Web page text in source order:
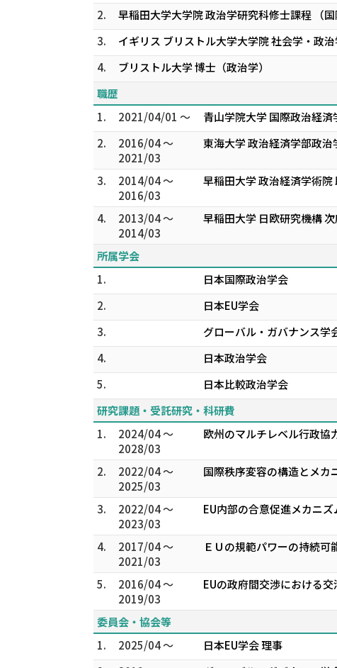
2.
早稲田大学大学院 政治学研究科修士課程 （
3.
イギリス ブリストル大学大学院 社会学・政
4.
ブリストル大学 博士（政治学）
職歴
1.
2021/04/01 ～
青山学院大学 国際政治経
2.
2016/04 ～
2021/03
東海大学 政治経済学部政治
3.
2014/04 ～
2016/03
早稲田大学 政治経済学術院
4.
2013/04 ～
2014/03
早稲田大学 日欧研究機構
所属学会
1.
日本国際政治学会
2.
日本EU学会
3.
グローバル・ガバナンス学
4.
日本政治学会
5.
日本比較政治学会
研究課題・受託研究・科研費
1.
2024/04 ～
2028/03
欧州のマルチレベル行政協
2.
2022/04 ～
2025/03
国際秩序変容の構造とメカ
3.
2022/04 ～
2023/03
EU内部の合意促進メカニ
4.
2017/04 ～
2021/03
ＥＵの規範パワーの持続
5.
2016/04 ～
2019/03
EUの政府間交渉における
委員会・協会等
1.
2025/04 ～
日本EU学会 理事